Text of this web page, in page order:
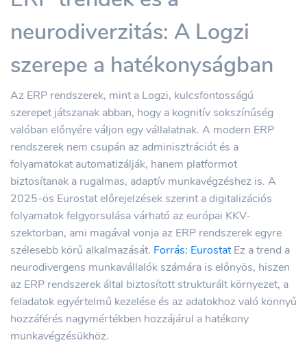
neurodiverzitás: A Logzi
szerepe a hatékonyságban
Az ERP rendszerek, mint a Logzi, kulcsfontosságú
szerepet játszanak abban, hogy a kognitív sokszínűség
valóban előnyére váljon egy vállalatnak. A modern ERP
rendszerek nem csupán az adminisztrációt és a
folyamatokat automatizálják, hanem platformot
biztosítanak a rugalmas, adaptív munkavégzéshez is. A
2025-ös Eurostat előrejelzések szerint a digitalizációs
folyamatok felgyorsulása várható az európai KKV-
szektorban, ami magával vonja az ERP rendszerek egyre
szélesebb körű alkalmazását. Forrás: EurostatEz a trend a
neurodivergens munkavállalók számára is előnyös, hiszen
az ERP rendszerek által biztosított strukturált környezet, a
feladatok egyértelmű kezelése és az adatokhoz való könnyű
hozzáférés nagymértékben hozzájárul a hatékony
munkavégzésükhöz.